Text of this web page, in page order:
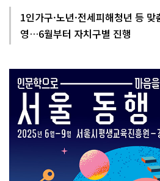
1인가구·노년·전세피해청년 등
영…6월부터 자치구별 진행